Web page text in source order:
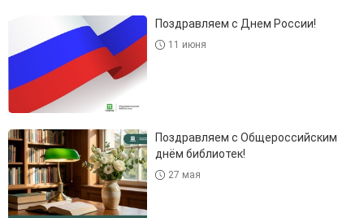
Поздравляем с Днем России!
11 июня
Поздравляем с Общероссийским
днём библиотек!
27 мая